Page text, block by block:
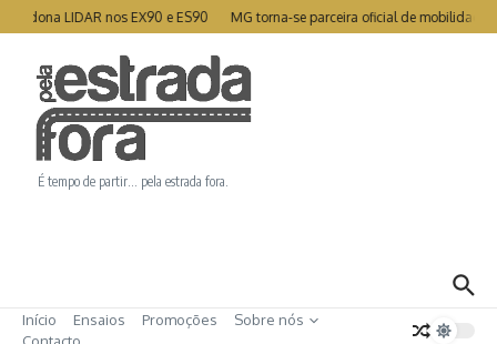
Ir para o conteúdo
LIDAR nos EX90 e ES90 MG torna-se parceira oficial de mobilidade
É tempo de partir… pela estrada fora.
Início Ensaios Promoções
Sobre nós